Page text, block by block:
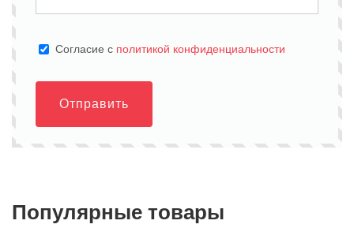
Cогласие с политикой конфиденциальности
Отправить
Популярные товары